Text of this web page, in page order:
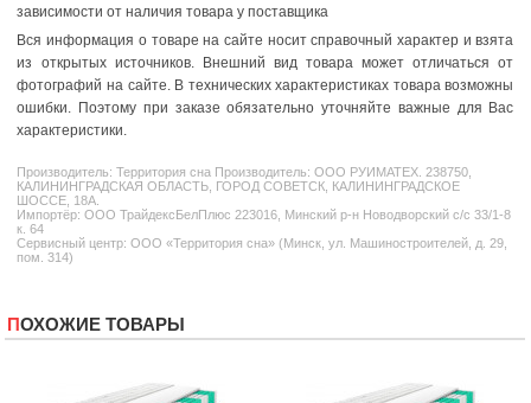
зависимости от наличия товара у поставщика
Вся информация о товаре на сайте носит справочный характер и взята
из открытых источников. Внешний вид товара может отличаться от
фотографий на сайте. В технических характеристиках товара возможны
ошибки. Поэтому при заказе обязательно уточняйте важные для Вас
характеристики.
Производитель:Территория сна Производитель: ООО РУИМАТЕХ. 238750,
КАЛИНИНГРАДСКАЯ ОБЛАСТЬ, ГОРОД СОВЕТСК, КАЛИНИНГРАДСКОЕ
ШОССЕ, 18А.
Импортёр: ООО ТрайдексБелПлюс 223016, Минский р-н Новодворский с/с 33/1-8
к. 64
Сервисный центр: ООО «Территория сна» (Минск, ул. Машиностроителей, д. 29,
пом. 314)
ПОХОЖИЕ ТОВАРЫ